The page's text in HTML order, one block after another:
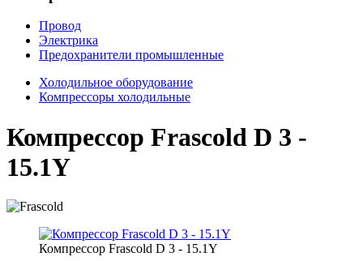
Провод
Электрика
Предохранители промышленные
Холодильное оборудование
Компрессоры холодильные
Компрессор Frascold D 3 -
15.1Y
Компрессор Frascold D 3 - 15.1Y